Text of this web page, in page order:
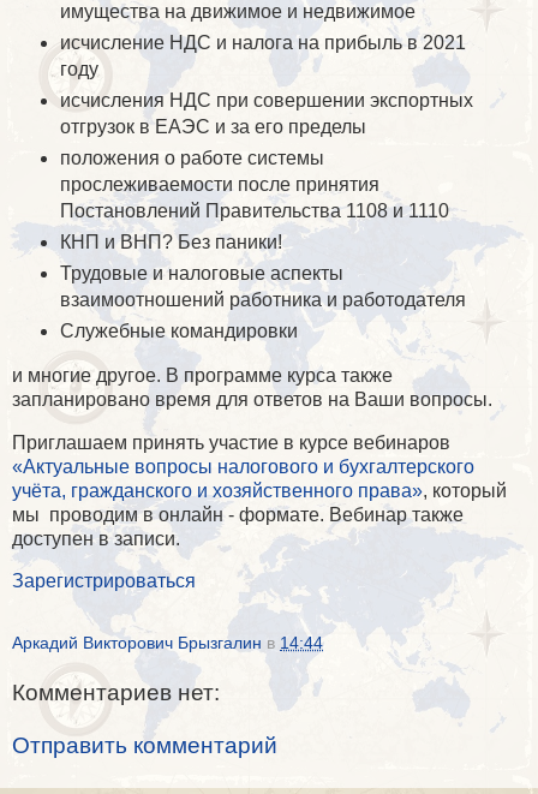
имущества на движимое и недвижимое
исчисление НДС и налога на прибыль в 2021
году
исчисления НДС при совершении экспортных
отгрузок в ЕАЭС и за его пределы
положения о работе системы
прослеживаемости после принятия
Постановлений Правительства 1108 и 1110
КНП и ВНП? Без паники!
Трудовые и налоговые аспекты
взаимоотношений работника и работодателя
Служебные командировки
и многие другое. В программе курса также
запланировано время для ответов на Ваши вопросы.
Приглашаем принять участие в курсе вебинаров
«Актуальные вопросы налогового и бухгалтерского
учёта, гражданского и хозяйственного права», который
мы проводим в онлайн - формате. Вебинар также
доступен в записи.
Зарегистрироваться
Аркадий Викторович Брызгалин в 14:44
Комментариев нет:
Отправить комментарий